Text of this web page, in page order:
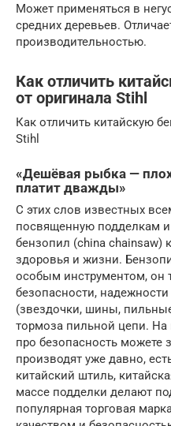
Может применяться в
средних деревьев.
производительностью.
Как отличить
от оригинала Stihl
Как отличить китайскую
Stihl
«Дешёвая рыбка —
платит дважды»
С этих слов известных
посвященную подделкам и
бензопил (china chainsaw)
здоровья и жизни.
особым инструментом, он
безопасности,
(звездочки, шины,
тормоза пильной цепи. На
про безопасность можете
производят уже давно,
китайский штиль,
массе подделки делают
популярная торговая